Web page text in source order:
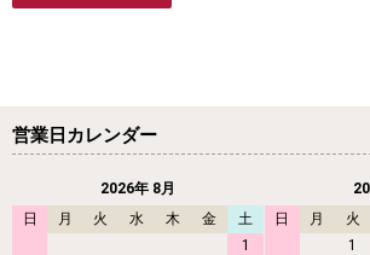
営業日カレンダー
2026年 8月
日
月 火 水 木 金
土
1
日
月 火
1